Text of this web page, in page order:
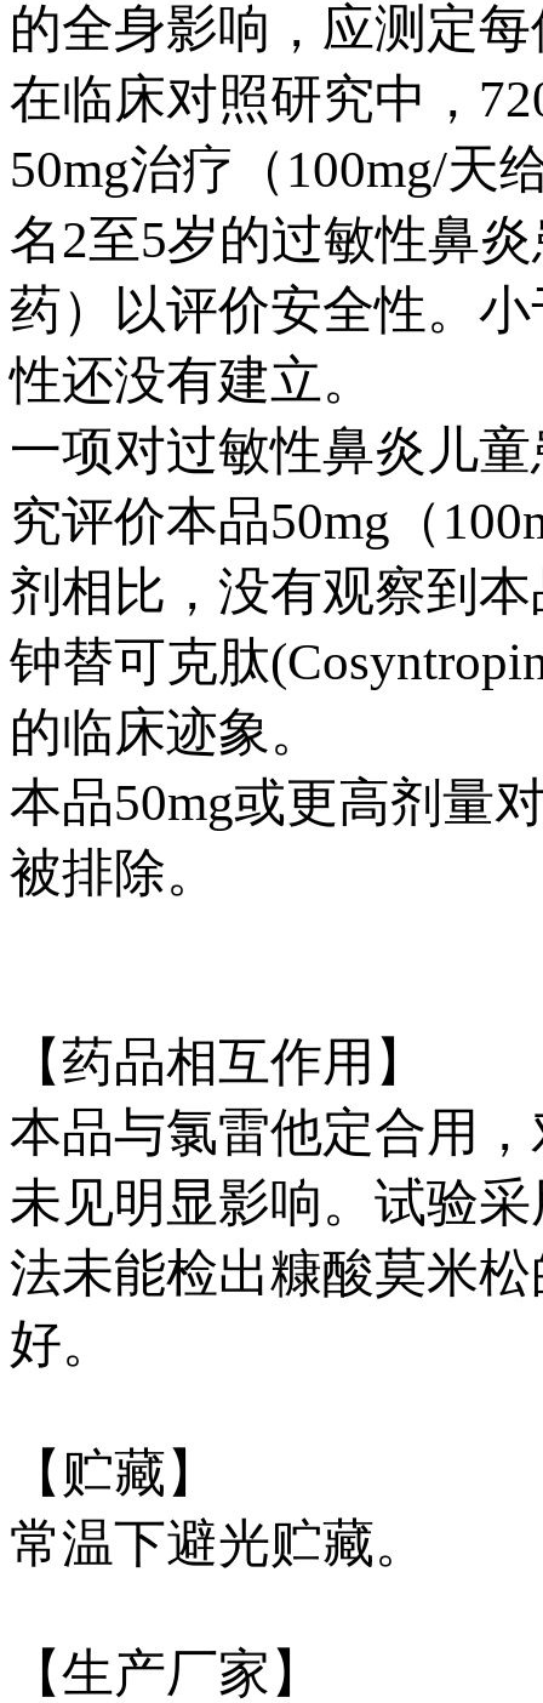
的全身影响，应测定
在临床对照研究中，
50mg治疗（100mg/天
名2至5岁的过敏性鼻
药）以评价安全性。
性还没有建立。
一项对过敏性鼻炎儿
究评价本品50mg（
剂相比，没有观察到
钟替可克肽
的临床迹象。
本品50mg或更高剂量
被排除。
【药品相互作用】
本品与氯雷他定合用
未见明显影响。试验
法未能检出糠酸莫米
好。
【贮藏】
常温下避光贮藏。
【生产厂家】